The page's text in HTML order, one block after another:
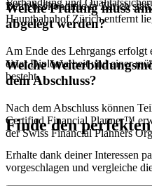
Betriebsökonomie in Zürich
Hauptbahnhof Zürich entfernt
Welche Prüfung muss
abgelegt werden?
Am Ende des Lehrgangs erfolgt
einer Diplomarbeit und einer
besteht.
Welche
dem Abschluss?
Nach dem Abschluss können
Certified Financial Planner™
der Swiss Financial Planners
Finde den
Erhalte dank deiner Interessen
vorgeschlagen und vergleiche